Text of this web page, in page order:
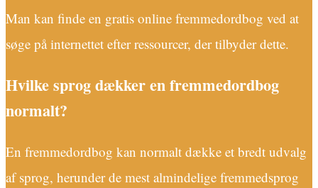
Man kan finde en gratis online fremmedordbog ved at
søge på internettet efter ressourcer, der tilbyder dette.
Hvilke sprog dækker en fremmedordbog
normalt?
En fremmedordbog kan normalt dække et bredt udvalg
af sprog, herunder de mest almindelige fremmedsprog